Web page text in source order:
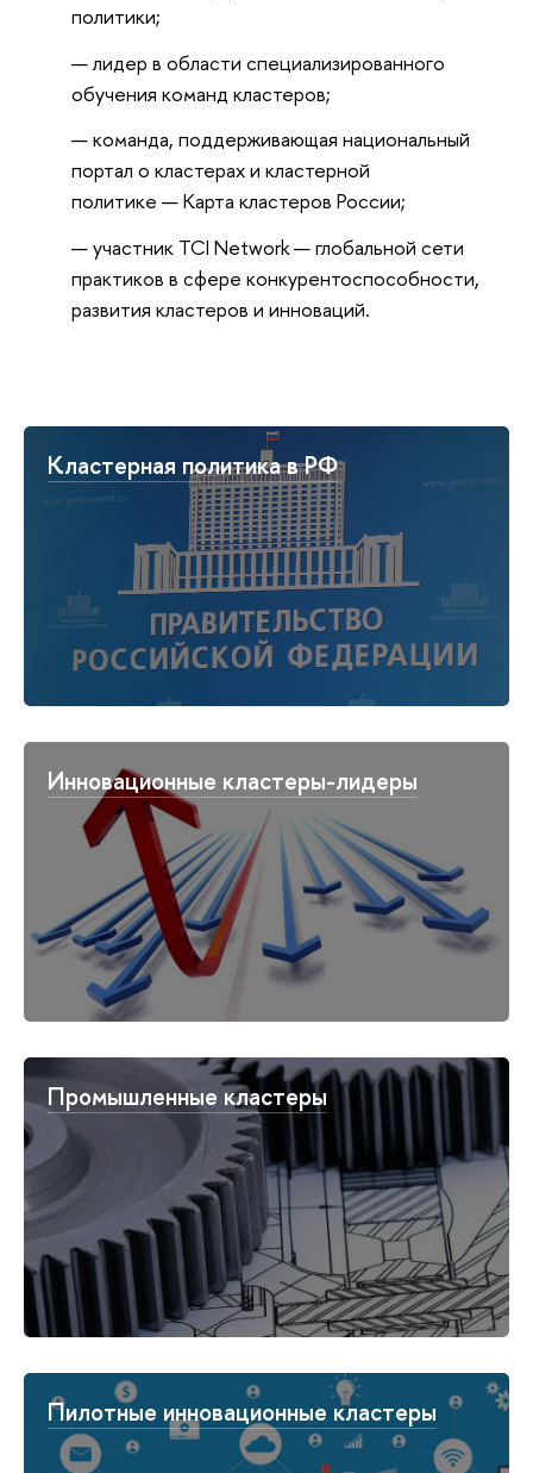
политики;
лидер в области специализированного
обучения команд кластеров;
команда, поддерживающая национальный
портал о кластерах и кластерной
политике — Карта кластеров России;
участник TCI Network — глобальной сети
практиков в сфере конкурентоспособности,
развития кластеров и инноваций.
Кластерная политика в РФ
Инновационные кластеры-лидеры
Промышленные кластеры
Пилотные инновационные кластеры